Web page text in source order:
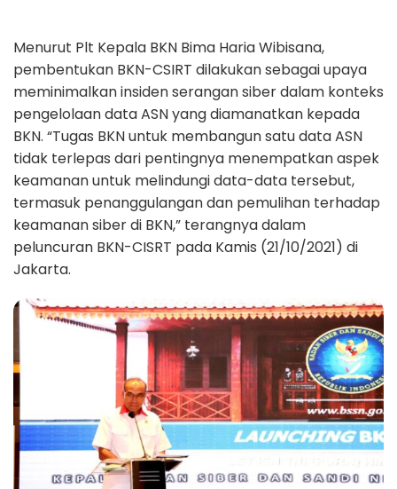
Menurut Plt Kepala BKN Bima Haria Wibisana,
pembentukan BKN-CSIRT dilakukan sebagai upaya
meminimalkan insiden serangan siber dalam konteks
pengelolaan data ASN yang diamanatkan kepada
BKN. “Tugas BKN untuk membangun satu data ASN
tidak terlepas dari pentingnya menempatkan aspek
keamanan untuk melindungi data-data tersebut,
termasuk penanggulangan dan pemulihan terhadap
keamanan siber di BKN,” terangnya dalam
peluncuran BKN-CISRT pada Kamis (21/10/2021) di
Jakarta.